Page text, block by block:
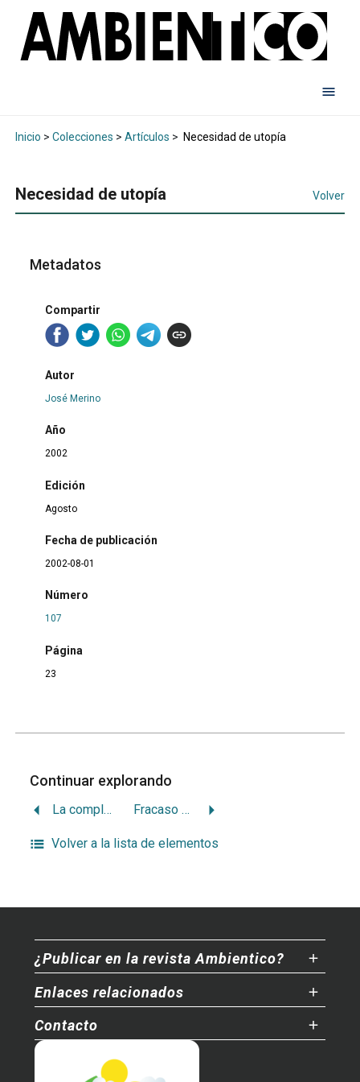
Inicio > Colecciones > Artículos > Necesidad de utopía
Necesidad de utopía Volver
Metadatos
Compartir
Autor
José Merino
Año
2002
Edición
Agosto
Fecha de publicación
2002-08-01
Número
107
Página
23
Continuar explorando
La complejidad de la deforestación tropical Fracaso e irresponsabilidad en Johannesburgo
Volver a la lista de elementos
¿Publicar en la revista Ambientico?
Enlaces relacionados
Contacto